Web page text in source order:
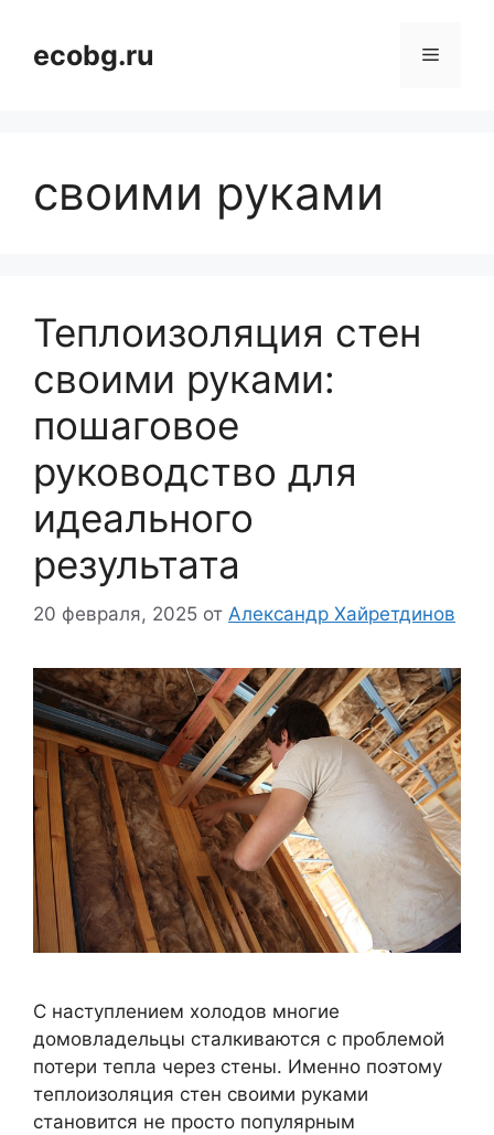
содержимому
ecobg.ru Меню
своими руками
Теплоизоляция стен
своими руками:
пошаговое
руководство для
идеального
результата
20 февраля, 2025 от Александр Хайретдинов
С наступлением холодов многие
домовладельцы сталкиваются с проблемой
потери тепла через стены. Именно поэтому
теплоизоляция стен своими руками
становится не просто популярным